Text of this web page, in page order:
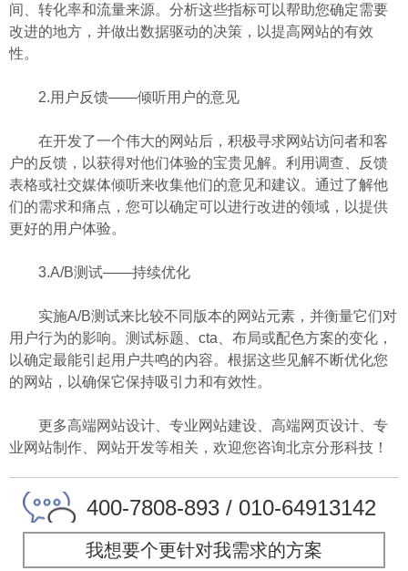
间、转化率和流量来源。分析这些指标可以帮助您确定需要
改进的地方，并做出数据驱动的决策，以提高网站的有效
性。
2.用户反馈——倾听用户的意见
在开发了一个伟大的网站后，积极寻求网站访问者和客
户的反馈，以获得对他们体验的宝贵见解。利用调查、反馈
表格或社交媒体倾听来收集他们的意见和建议。通过了解他
们的需求和痛点，您可以确定可以进行改进的领域，以提供
更好的用户体验。
3.A/B测试——持续优化
实施A/B测试来比较不同版本的网站元素，并衡量它们对
用户行为的影响。测试标题、cta、布局或配色方案的变化，
以确定最能引起用户共鸣的内容。根据这些见解不断优化您
的网站，以确保它保持吸引力和有效性。
更多高端网站设计、专业网站建设、高端网页设计、专
业网站制作、网站开发等相关，欢迎您咨询北京分形科技！
400-7808-893 / 010-64913142
我想要个更针对我需求的方案